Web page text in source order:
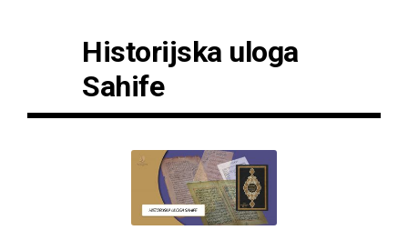
Historijska uloga
Sahife